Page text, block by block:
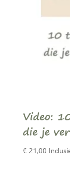
Video:
die je
€ 21,00